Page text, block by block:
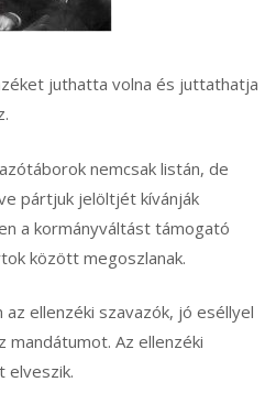
juthatta volna és juttathatja
nemcsak listán, de
pártjuk jelöltjét kívánják
a kormányváltást támogató
között megoszlanak.
az ellenzéki szavazók, jó eséllyel
Az ellenzéki
elveszik.